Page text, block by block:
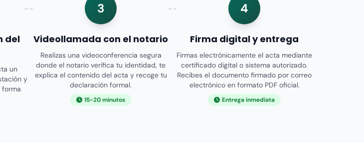
del
un
y
3
Videollamada con el notario
Realizas una videoconferencia segura
donde el notario verifica tu identidad, te
explica el contenido del acta y recoge tu
declaración formal.
15-20 minutos
4
Firma digital y entrega
Firmas electrónicamente el acta mediante
certificado digital o sistema autorizado.
Recibes el documento firmado por correo
electrónico en formato PDF oficial.
Entrega inmediata